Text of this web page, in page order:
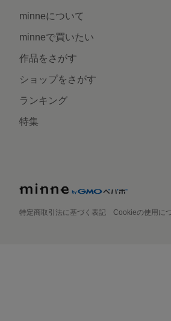
minneについて
minneで買いたい
作品をさがす
ショップをさがす
ランキング
特集
特定商取引法に基づく表記 Cookieの使用に